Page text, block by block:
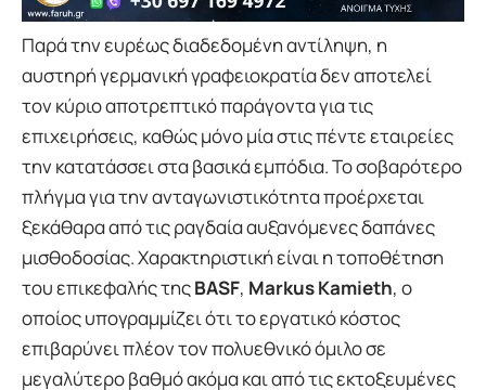
Παρά την ευρέως διαδεδομένη αντίληψη, η
αυστηρή γερμανική γραφειοκρατία δεν αποτελεί
τον κύριο αποτρεπτικό παράγοντα για τις
επιχειρήσεις, καθώς μόνο μία στις πέντε εταιρείες
την κατατάσσει στα βασικά εμπόδια. Το σοβαρότερο
πλήγμα για την ανταγωνιστικότητα προέρχεται
ξεκάθαρα από τις ραγδαία αυξανόμενες δαπάνες
μισθοδοσίας. Χαρακτηριστική είναι η τοποθέτηση
του επικεφαλής τηςBASF, Markus Kamieth, ο
οποίος υπογραμμίζει ότι το εργατικό κόστος
επιβαρύνει πλέον τον πολυεθνικό όμιλο σε
μεγαλύτερο βαθμό ακόμα και από τις εκτοξευμένες